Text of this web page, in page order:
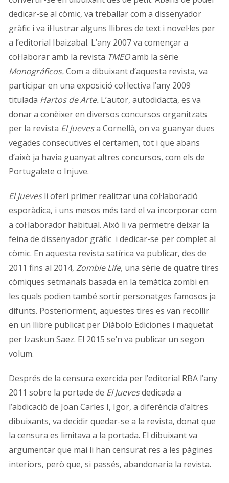
dedicar-se al còmic, va treballar com a dissenyador
gràfic i va il·lustrar alguns llibres de text i novel·les per
a l’editorial Ibaizabal. L’any 2007 va començar a
col·laborar amb la revista TMEOamb la sèrie
Monográficos.Com a dibuixant d’aquesta revista, va
participar en una exposició col·lectiva l’any 2009
titulada Hartos de Arte. L’autor, autodidacta, es va
donar a conèixer en diversos concursos organitzats
per la revista El Juevesa Cornellà, on va guanyar dues
vegades consecutives el certamen, tot i que abans
d’això ja havia guanyat altres concursos, com els de
Portugalete o Injuve.
El Juevesli oferí primer realitzar una col·laboració
esporàdica, i uns mesos més tard el va incorporar com
a col·laborador habitual. Això li va permetre deixar la
feina de dissenyador gràfic i dedicar-se per complet al
còmic. En aquesta revista satírica va publicar, des de
2011 fins al 2014, Zombie Life, una sèrie de quatre tires
còmiques setmanals basada en la temàtica zombi en
les quals podien també sortir personatges famosos ja
difunts. Posteriorment, aquestes tires es van recollir
en un llibre publicat per Diábolo Ediciones i maquetat
per Izaskun Saez. El 2015 se’n va publicar un segon
volum.
Després de la censura exercida per l’editorial RBA l’any
2011 sobre la portade de El Juevesdedicada a
l’abdicació de Joan Carles I, Igor, a diferència d’altres
dibuixants, va decidir quedar-se a la revista, donat que
la censura es limitava a la portada. El dibuixant va
argumentar que mai li han censurat res a les pàgines
interiors, però que, si passés, abandonaria la revista.